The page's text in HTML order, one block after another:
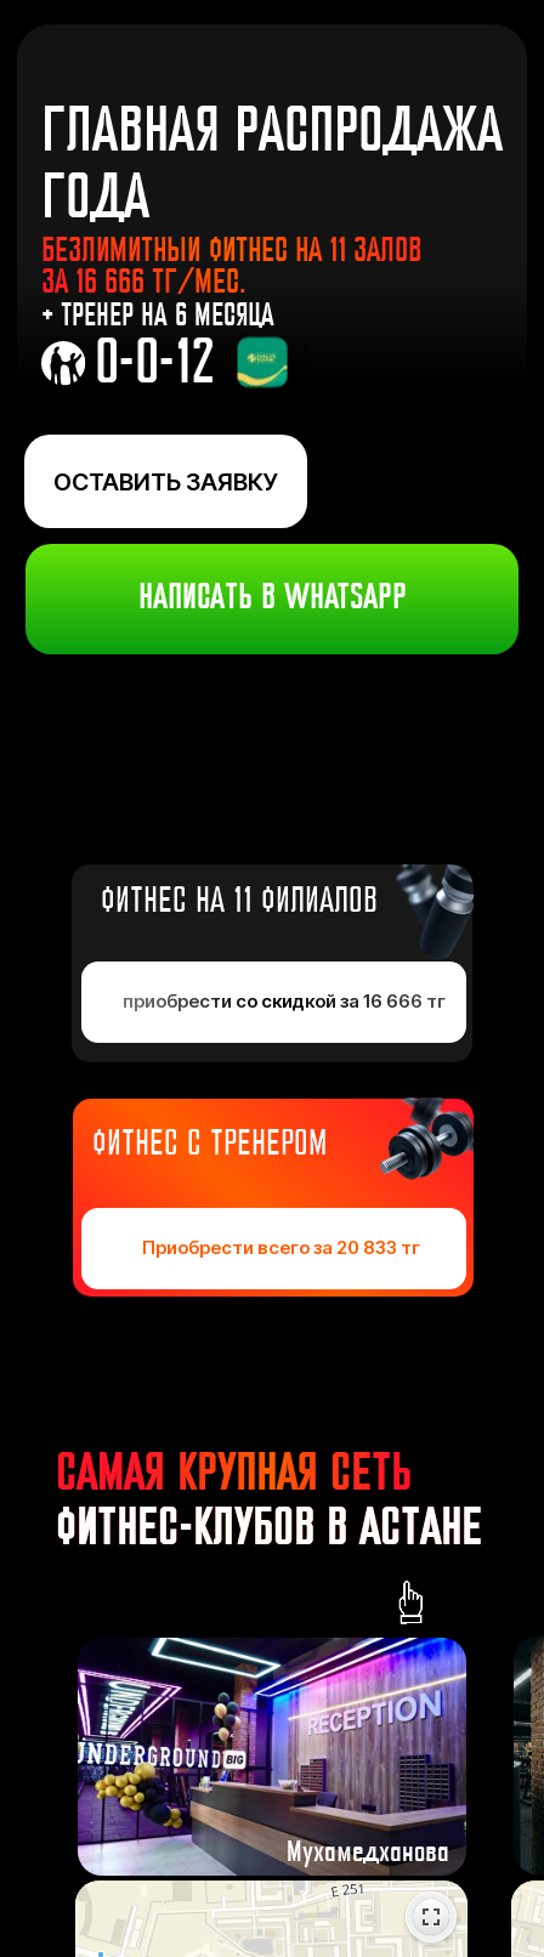
ГЛАВНАЯ РАСПРОДАЖА
ГОДА
+ ТРЕНЕР НА 6 МЕСЯЦА
БЕЗЛИМИТНЫЙ ФИТНЕС НА 11 ЗАЛОВ
ЗА 16 666 ТГ/МЕС.
0-0-12
ОСТАВИТЬ ЗАЯВКУ
ФИТНЕС С ТРЕНЕРОМ
Приобрести всего за 20 833 тг
ФИТНЕС НА 11 ФИЛИАЛОВ
приобрести со скидкой за 16 666 тг
САМАЯ КРУПНАЯ СЕТЬ
ФИТНЕС-КЛУБОВ В АСТАНЕ
Мухамедханова
МЫ ЗАБОТИМСЯ О ВАС
ДОСТИГАЙ ЖЕЛАЕМОГО
РЕЗУЛЬТАТА